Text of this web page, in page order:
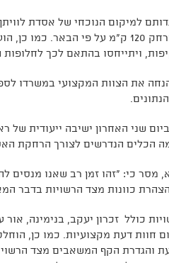
למיקום הנוכחי של אסדת
ודרשו לפעול למיקום האסדה במרחק 120
ויתייחסו בהתאם לכך לחלופות
את הצוות המקצועי במשרדו
שני האחרון ישיבה ייעודית
הכלים הנדרשים לצורך הרחקת
מסר כי: "זהו זמן רב שאנו מנסים
כוונות מצד הרשויות בדבר
כולל זכרון יעקב, בנימינה,
חוות דעת מקצועיות. כמו כן,
והגדרת הקף המשאבים מצד